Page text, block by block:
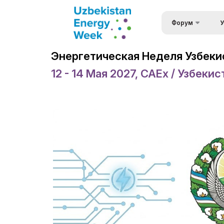
Форум
Узбекистана
Энергетическая
Приветственные
Официальная
Спонсоры
Место проведения
Энергетическая Неделя
12 - 14 Мая 2027, CAEx /